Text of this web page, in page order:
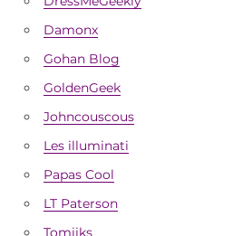
Damonx
Gohan Blog
GoldenGeek
Johncouscous
Les illuminati
Papas Cool
LT Paterson
Tomiiks